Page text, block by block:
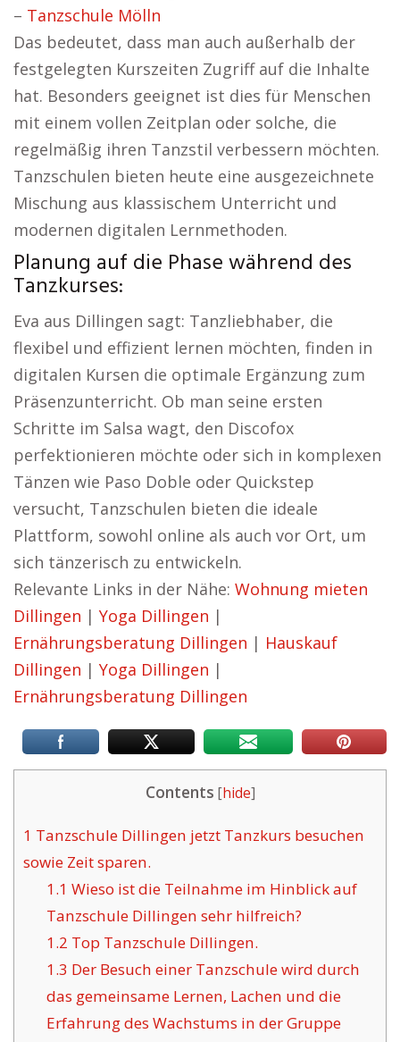
– Tanzschule Mölln
Das bedeutet, dass man auch außerhalb der
festgelegten Kurszeiten Zugriff auf die Inhalte
hat. Besonders geeignet ist dies für Menschen
mit einem vollen Zeitplan oder solche, die
regelmäßig ihren Tanzstil verbessern möchten.
Tanzschulen bieten heute eine ausgezeichnete
Mischung aus klassischem Unterricht und
modernen digitalen Lernmethoden.
Planung auf die Phase während des
Tanzkurses:
Eva aus Dillingen sagt: Tanzliebhaber, die
flexibel und effizient lernen möchten, finden in
digitalen Kursen die optimale Ergänzung zum
Präsenzunterricht. Ob man seine ersten
Schritte im Salsa wagt, den Discofox
perfektionieren möchte oder sich in komplexen
Tänzen wie Paso Doble oder Quickstep
versucht, Tanzschulen bieten die ideale
Plattform, sowohl online als auch vor Ort, um
sich tänzerisch zu entwickeln.
Relevante Links in der Nähe: Wohnung mieten
Dillingen | Yoga Dillingen |
Ernährungsberatung Dillingen | Hauskauf
Dillingen | Yoga Dillingen |
Ernährungsberatung Dillingen
Contents [hide]
1 Tanzschule Dillingen jetzt Tanzkurs besuchen
sowie Zeit sparen.
1.1 Wieso ist die Teilnahme im Hinblick auf
Tanzschule Dillingen sehr hilfreich?
1.2 Top Tanzschule Dillingen.
1.3 Der Besuch einer Tanzschule wird durch
das gemeinsame Lernen, Lachen und die
Erfahrung des Wachstums in der Gruppe